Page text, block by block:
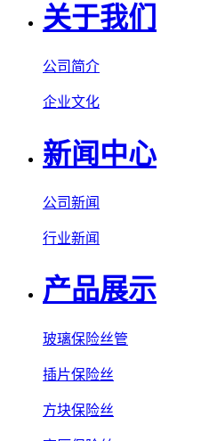
关于我们
公司简介
企业文化
新闻中心
公司新闻
行业新闻
产品展示
玻璃保险丝管
插片保险丝
方块保险丝